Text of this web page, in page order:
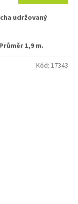
udržovaný
Průměr 1,9 m.
Kód: 17343